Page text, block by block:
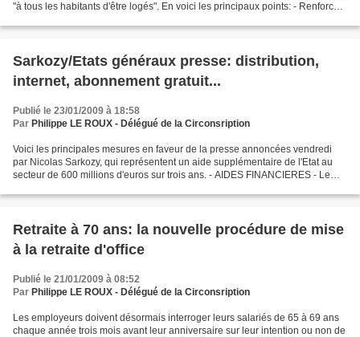
"à tous les habitants d'être logés". En voici les principaux points: - Renforcer
Sarkozy/Etats généraux presse: distribution,
internet, abonnement gratuit...
Publié le 23/01/2009 à 18:58
Par Philippe LE ROUX - Délégué de la Circonsription
Voici les principales mesures en faveur de la presse annoncées vendredi
par Nicolas Sarkozy, qui représentent un aide supplémentaire de l'Etat au
secteur de 600 millions d'euros sur trois ans. - AIDES FINANCIERES - Le
Retraite à 70 ans: la nouvelle procédure de mise
à la retraite d'office
Publié le 21/01/2009 à 08:52
Par Philippe LE ROUX - Délégué de la Circonsription
Les employeurs doivent désormais interroger leurs salariés de 65 à 69 ans
chaque année trois mois avant leur anniversaire sur leur intention ou non de